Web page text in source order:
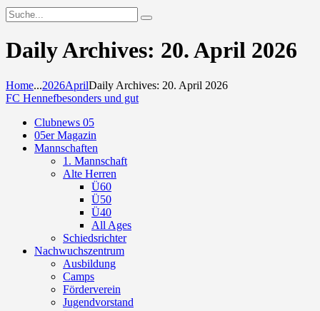
Daily Archives: 20. April 2026
Home...2026AprilDaily Archives: 20. April 2026
FC Hennefbesonders und gut
Clubnews 05
05er Magazin
Mannschaften
1. Mannschaft
Alte Herren
Ü60
Ü50
Ü40
All Ages
Schiedsrichter
Nachwuchszentrum
Ausbildung
Camps
Förderverein
Jugendvorstand